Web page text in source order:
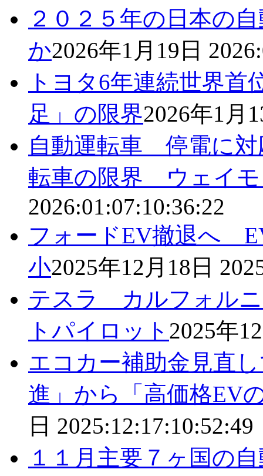
２０２５年の日本の
か2026年1月19日
トヨタ6年連続世界
足」の限界2026年1月
自動運転車 停電に
転車の限界 ウェイ
2026:01:07:10:36:22
フォードEV撤退へ
小2025年12月18日
テスラ カルフォル
トパイロット 2025年
エコカー補助金見直
進」から「高価格EV
日 2025:12:17:10:52:49
１１月主要７ヶ国の